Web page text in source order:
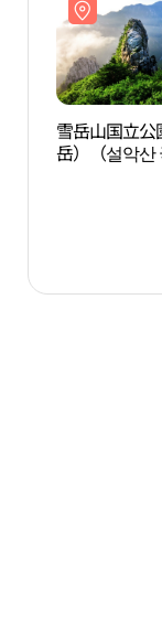
雪岳山国立公
岳）（설악산